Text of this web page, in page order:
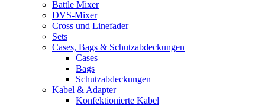
Battle Mixer
DVS-Mixer
Cross und Linefader
Sets
Cases, Bags & Schutzabdeckungen
Cases
Bags
Schutzabdeckungen
Kabel & Adapter
Konfektionierte Kabel